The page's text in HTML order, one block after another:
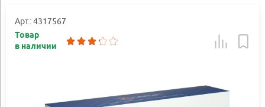
Арт.: 4317567
Товар
в наличии